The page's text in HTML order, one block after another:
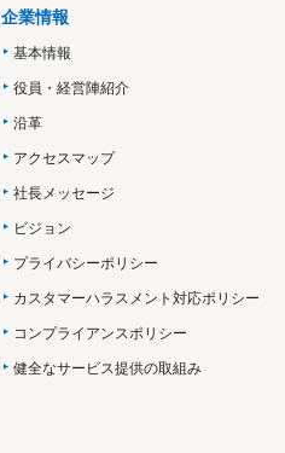
企業情報
基本情報
役員・経営陣紹介
沿革
アクセスマップ
社長メッセージ
ビジョン
プライバシーポリシー
カスタマーハラスメント対応ポリシー
コンプライアンスポリシー
健全なサービス提供の取組み